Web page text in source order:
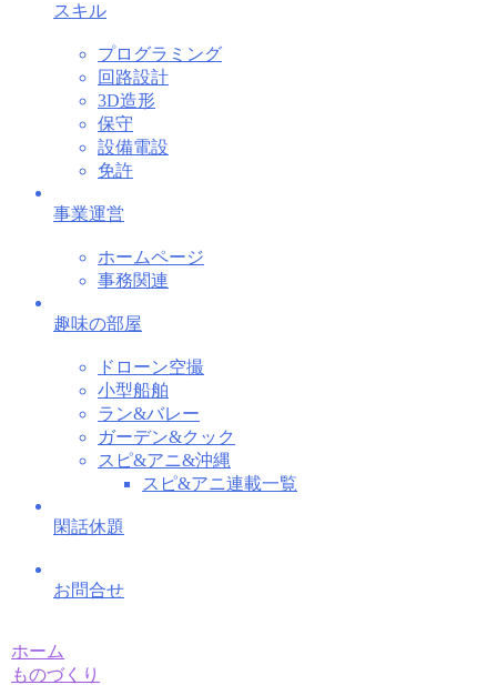
スキル
プログラミング
回路設計
3D造形
保守
設備電設
免許
事業運営
ホームページ
事務関連
趣味の部屋
ドローン空撮
小型船舶
ラン&バレー
ガーデン&クック
スピ&アニ&沖縄
スピ&アニ連載一覧
閑話休題
お問合せ
ホーム
ものづくり